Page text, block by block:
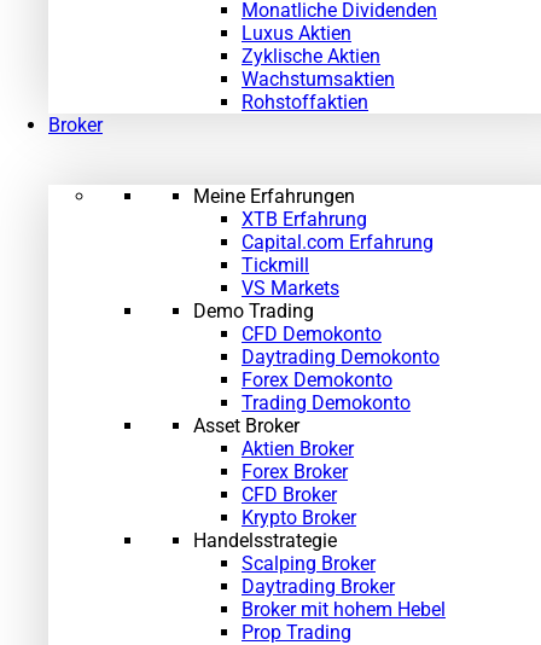
Monatliche Dividenden
Luxus Aktien
Zyklische Aktien
Wachstumsaktien
Rohstoffaktien
Broker
Meine Erfahrungen
XTB Erfahrung
Capital.com Erfahrung
Tickmill
VS Markets
Demo Trading
CFD Demokonto
Daytrading Demokonto
Forex Demokonto
Trading Demokonto
Asset Broker
Aktien Broker
Forex Broker
CFD Broker
Krypto Broker
Handelsstrategie
Scalping Broker
Daytrading Broker
Broker mit hohem Hebel
Prop Trading